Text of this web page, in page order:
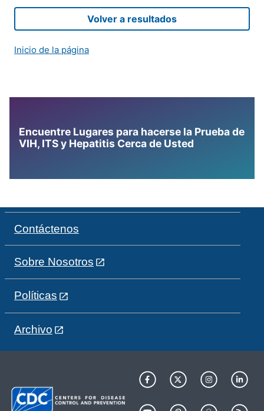
Volver a resultados
Inicio de la página
Encuentre Lugares para hacerse la Prueba de
VIH, ITS y Hepatitis Cerca de Usted
Contáctenos
Sobre Nosotros
Políticas
Archivo